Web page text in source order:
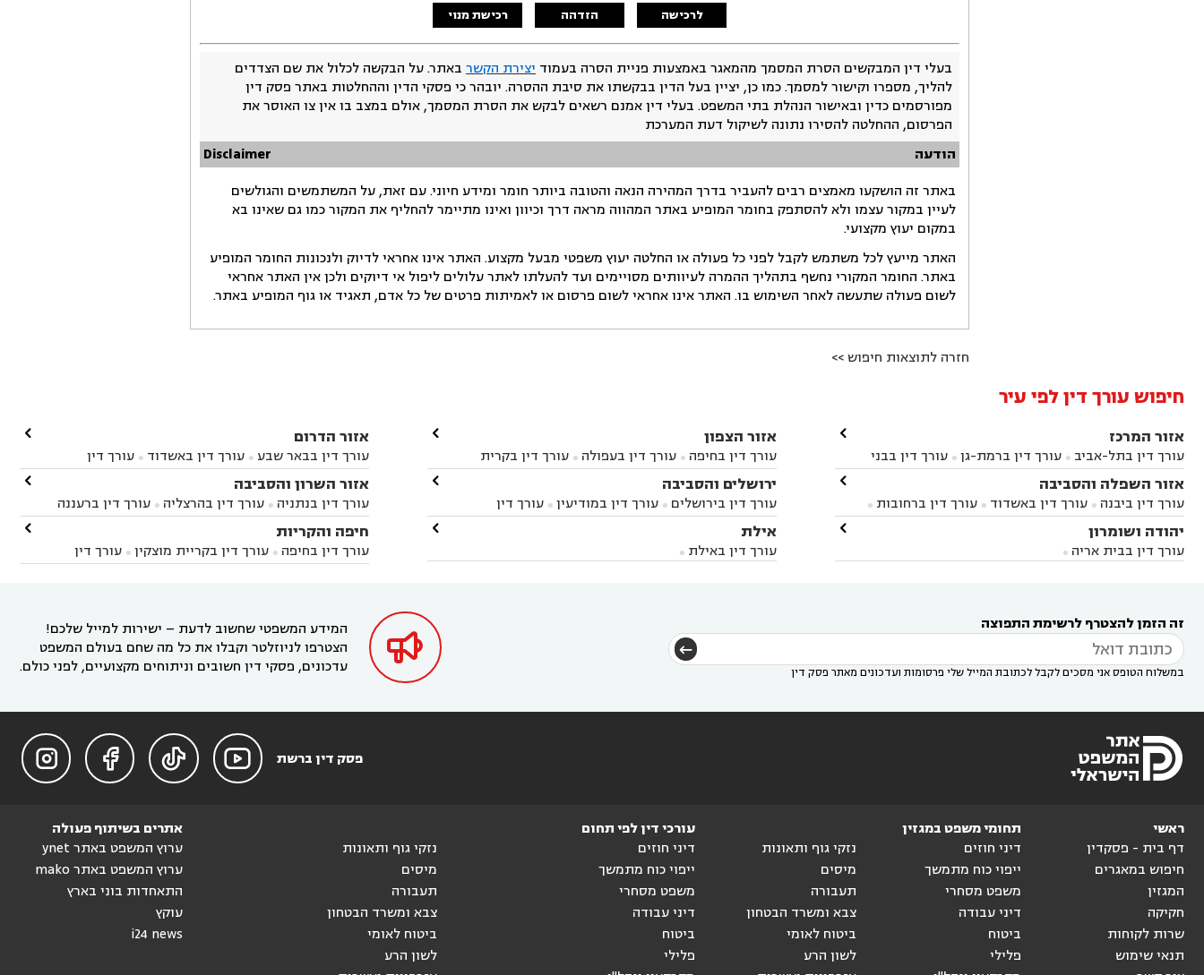
לרכישה הזדהה רכישת מנוי
בעלי דין המבקשים הסרת המסמך מהמאגר באמצעות פניית הסרה בעמוד יצירת הקשר באתר. על הבקשה לכלול את שם הצדדים
להליך, מספרו וקישור למסמך. כמו כן, יציין בעל הדין בבקשתו את סיבת ההסרה. יובהר כי פסקי הדין וההחלטות באתר פסק דין
מפורסמים כדין ובאישור הנהלת בתי המשפט. בעלי דין אמנם רשאים לבקש את הסרת המסמך, אולם במצב בו אין צו האוסר את
הפרסום, ההחלטה להסירו נתונה לשיקול דעת המערכת
הודעה
Disclaimer
באתר זה הושקעו מאמצים רבים להעביר בדרך המהירה הנאה והטובה ביותר חומר ומידע חיוני. עם זאת, על המשתמשים והגולשים
לעיין במקור עצמו ולא להסתפק בחומר המופיע באתר המהווה מראה דרך וכיוון ואינו מתיימר להחליף את המקור כמו גם שאינו בא
במקום יעוץ מקצועי.
האתר מייעץ לכל משתמש לקבל לפני כל פעולה או החלטה יעוץ משפטי מבעל מקצוע. האתר אינו אחראי לדיוק ולנכונות החומר המופיע
באתר. החומר המקורי נחשף בתהליך ההמרה לעיוותים מסויימים ועד להעלתו לאתר עלולים ליפול אי דיוקים ולכן אין האתר אחראי
לשום פעולה שתעשה לאחר השימוש בו. האתר אינו אחראי לשום פרסום או לאמיתות פרטים של כל אדם, תאגיד או גוף המופיע באתר.
חזרה לתוצאות חיפוש >>
חיפוש עורך דין לפי עיר
אזור המרכז
עורך דין בתל-אביב  עורך דין ברמת-גן 
עורך דין בבני
ברק עורך דין בפתח תקווה עורך דין בראשון לציון
עורך דין ברחובות עורך דין בנס ציונה
במודיעין
עורך דין בהרצליה עורך דין בחולון
עורך
דין בקרית אונו
אונו
עורך דין בבת ים
דין בשוהם 

אזור השפלה והסביבה
עורך דין ביבנה  עורך דין באשדוד  עורך דין ברחובות 
עורך דין בראשון לציון עורך דין במודיעין
עורך דין
בבאר יעקב
עורך דין בגדרה

יהודה ושומרון
עורך דין בבית אריה 

אזור הצפון
עורך דין בחיפה  עורך דין בעפולה 
עורך דין בקרית
אתא
עורך דין בנהריה עורך דין בראש פינה
עורך דין
בקרית שמונה
עורך דין במושב מגדים
במושב ציפורי
עורך דין בסח'נין עורך דין בעכו
עורך
דין בעמק הירדן
ביאליק
עורך דין במגדל העמק

ירושלים והסביבה
עורך דין בירושלים  עורך דין במודיעין 
עורך דין
בבית-שמש
עורך דין במבשרת ציון עורך דין בגיזו
עורך דין בגבעת זאב
בקרני שומרון  עורך דין בשורש 

אילת
עורך דין באילת 

אזור הדרום
עורך דין בבאר שבע  עורך דין באשדוד 
עורך דין
באשקלון
עורך דין בבאר טוביה עורך דין בגן יבנה
עורך דין בניר הבנים עורך דין בערד
זיקים
עורך דין בנתיבות עורך דין בקרית מלאכי

אזור השרון והסביבה
עורך דין בנתניה  עורך דין בהרצליה  עורך דין ברעננה
עורך דין בחדרה עורך דין בכפר סבא
עורך דין בהוד
השרון
עורך דין באבן יהודה
עורך דין בחריש עורך דין בקיסריה עורך דין בקדימה

חיפה והקריות
עורך דין בחיפה  עורך דין בקריית מוצקין 
עורך דין
בקרית מוצקין
עורך דין בקריית אתא
עורך דין


המידע המשפטי שחשוב לדעת – ישירות למייל שלכם!
הצטרפו לניוזלטר וקבלו את כל מה שחם בעולם המשפט
עדכונים, פסקי דין חשובים וניתוחים מקצועיים, לפני כולם.
זה הזמן להצטרף לרשימת התפוצה
במשלוח הטופס אני מסכים לקבל לכתובת המייל שלי פרסומות ועדכונים מאתר פסק דין
פסק דין ברשת 



ראשי
דף בית - פסקדין
חיפוש במאגרים
המגזין
חקיקה
שרות לקוחות
תנאי שימוש
תחומי משפט במגזין
דיני חוזים
ייפוי כוח מתמשך
משפט מסחרי
דיני עבודה
ביטוח
פלילי
נזקי גוף ותאונות
מיסים
תעבורה
צבא ומשרד הבטחון
ביטוח לאומי
לשון הרע
עורכי דין לפי תחום
דיני חוזים
ייפוי כוח מתמשך
משפט מסחרי
דיני עבודה
ביטוח
פלילי
נזקי גוף ותאונות
מיסים
תעבורה
צבא ומשרד הבטחון
ביטוח לאומי
לשון הרע
אתרים בשיתוף פעולה
ערוץ המשפט באתר ynet
ערוץ המשפט באתר mako
התאחדות בוני בארץ
עוקץ
i24 news